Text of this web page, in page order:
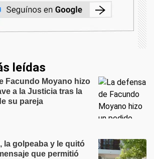
leídas
Facundo Moyano hizo
a la Justicia tras la
su pareja
la golpeaba y le quitó
que permitió